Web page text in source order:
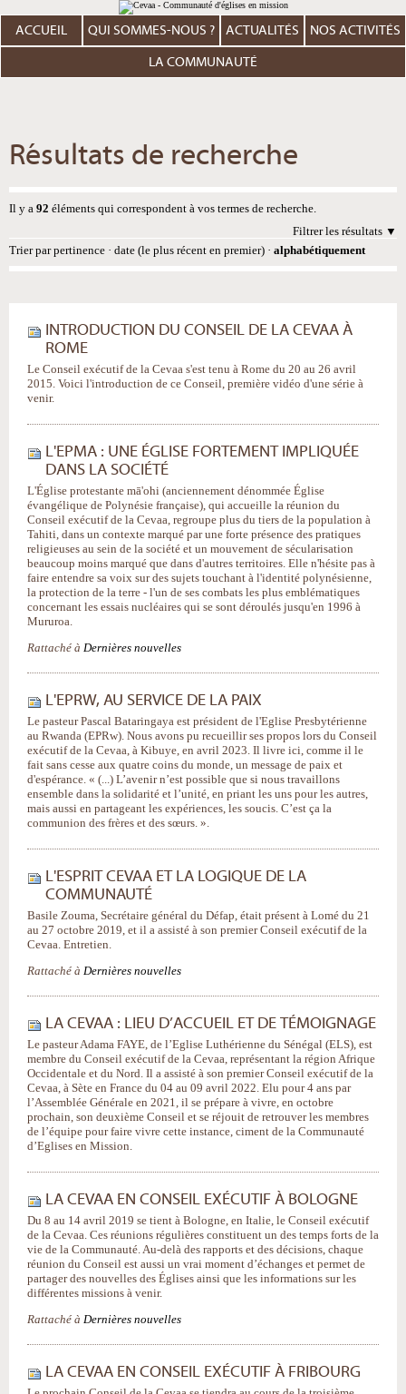
au
contenu.
Aller
personnels
ACCUEIL QUI SOMMES-NOUS ? ACTUALITÉS NOS ACTIVITÉS
LA COMMUNAUTÉ
Résultats de recherche
Il y a 92 éléments qui correspondent à vos termes de recherche.
Filtrer les résultats
Trier par pertinence · date (le plus récent en premier) · alphabétiquement
INTRODUCTION DU CONSEIL DE LA CEVAA À
ROME
Le Conseil exécutif de la Cevaa s'est tenu à Rome du 20 au 26 avril
2015. Voici l'introduction de ce Conseil, première vidéo d'une série à
venir.
L'EPMA : UNE ÉGLISE FORTEMENT IMPLIQUÉE
DANS LA SOCIÉTÉ
L'Église protestante mā'ohi (anciennement dénommée Église
évangélique de Polynésie française), qui accueille la réunion du
Conseil exécutif de la Cevaa, regroupe plus du tiers de la population à
Tahiti, dans un contexte marqué par une forte présence des pratiques
religieuses au sein de la société et un mouvement de sécularisation
beaucoup moins marqué que dans d'autres territoires. Elle n'hésite pas à
faire entendre sa voix sur des sujets touchant à l'identité polynésienne,
la protection de la terre - l'un de ses combats les plus emblématiques
concernant les essais nucléaires qui se sont déroulés jusqu'en 1996 à
Mururoa.
Rattaché à Dernières nouvelles
L'EPRW, AU SERVICE DE LA PAIX
Le pasteur Pascal Bataringaya est président de l'Eglise Presbytérienne
au Rwanda (EPRw). Nous avons pu recueillir ses propos lors du Conseil
exécutif de la Cevaa, à Kibuye, en avril 2023. Il livre ici, comme il le
fait sans cesse aux quatre coins du monde, un message de paix et
d'espérance. « (...) L’avenir n’est possible que si nous travaillons
ensemble dans la solidarité et l’unité, en priant les uns pour les autres,
mais aussi en partageant les expériences, les soucis. C’est ça la
communion des frères et des sœurs. ».
L'ESPRIT CEVAA ET LA LOGIQUE DE LA
COMMUNAUTÉ
Basile Zouma, Secrétaire général du Défap, était présent à Lomé du 21
au 27 octobre 2019, et il a assisté à son premier Conseil exécutif de la
Cevaa. Entretien.
Rattaché à Dernières nouvelles
LA CEVAA : LIEU D’ACCUEIL ET DE TÉMOIGNAGE
Le pasteur Adama FAYE, de l’Eglise Luthérienne du Sénégal (ELS), est
membre du Conseil exécutif de la Cevaa, représentant la région Afrique
Occidentale et du Nord. Il a assisté à son premier Conseil exécutif de la
Cevaa, à Sète en France du 04 au 09 avril 2022. Elu pour 4 ans par
l’Assemblée Générale en 2021, il se prépare à vivre, en octobre
prochain, son deuxième Conseil et se réjouit de retrouver les membres
de l’équipe pour faire vivre cette instance, ciment de la Communauté
d’Eglises en Mission.
LA CEVAA EN CONSEIL EXÉCUTIF À BOLOGNE
Du 8 au 14 avril 2019 se tient à Bologne, en Italie, le Conseil exécutif
de la Cevaa. Ces réunions régulières constituent un des temps forts de la
vie de la Communauté. Au-delà des rapports et des décisions, chaque
réunion du Conseil est aussi un vrai moment d’échanges et permet de
partager des nouvelles des Églises ainsi que les informations sur les
différentes missions à venir.
Rattaché à Dernières nouvelles
LA CEVAA EN CONSEIL EXÉCUTIF À FRIBOURG